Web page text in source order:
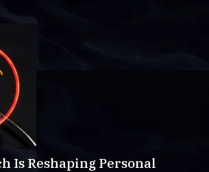
Is Reshaping Personal